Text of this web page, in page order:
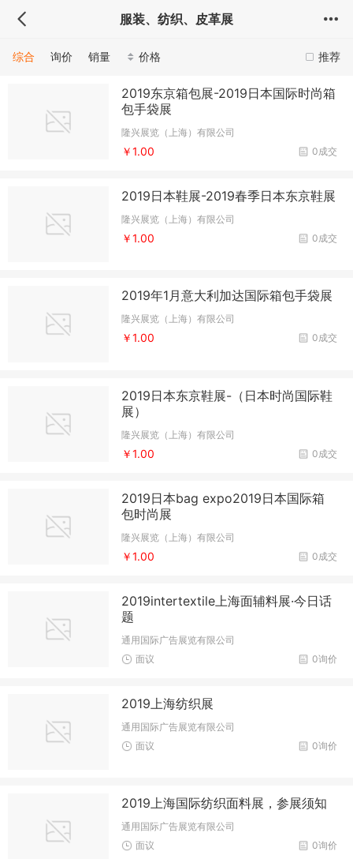
服装、纺织、皮革展
推荐
综合 询价 销量 价格
2019东京箱包展-2019日本国际时尚箱
包手袋展
隆兴展览（上海）有限公司
0成交
￥1.00
2019日本鞋展-2019春季日本东京鞋展
隆兴展览（上海）有限公司
0成交
￥1.00
2019年1月意大利加达国际箱包手袋展
隆兴展览（上海）有限公司
0成交
￥1.00
2019日本东京鞋展-（日本时尚国际鞋
展）
隆兴展览（上海）有限公司
0成交
￥1.00
2019日本bag expo2019日本国际箱
包时尚展
隆兴展览（上海）有限公司
0成交
￥1.00
2019intertextile上海面辅料展·今日话
题
通用国际广告展览有限公司
0询价
面议
2019上海纺织展
通用国际广告展览有限公司
0询价
面议
2019上海国际纺织面料展，参展须知
通用国际广告展览有限公司
0询价
面议